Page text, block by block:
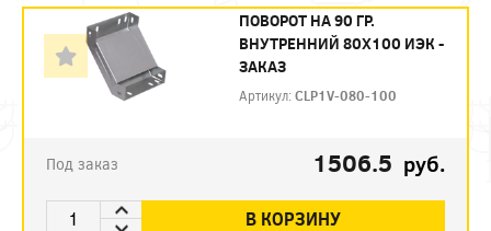
ПОВОРОТ НА 90 ГР.
ВНУТРЕННИЙ 80Х100 ИЭК -
ЗАКАЗ
Артикул:CLP1V-080-100
Под заказ 1506.5 руб.
В КОРЗИНУ